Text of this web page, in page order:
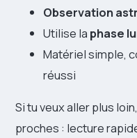
Observation
Utilise la phase
Matériel simple,
réussi
Si tu veux aller plus
proches : lecture